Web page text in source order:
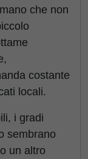
che non
costante
locali.
i gradi
sembrano
un altro